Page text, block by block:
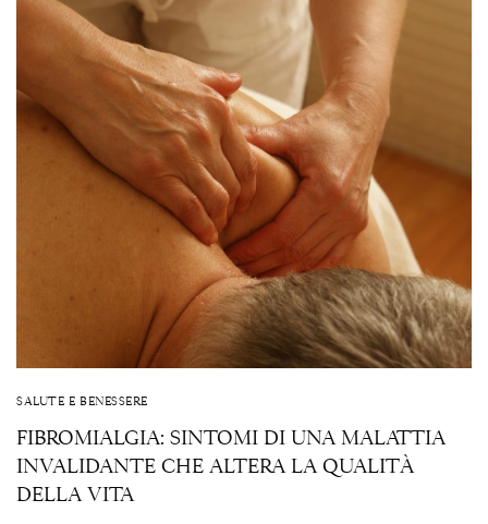
SALUTE E BENESSERE
FIBROMIALGIA: SINTOMI DI UNA MALATTIA
INVALIDANTE CHE ALTERA LA QUALITÀ
DELLA VITA